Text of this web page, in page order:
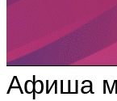
Афиша